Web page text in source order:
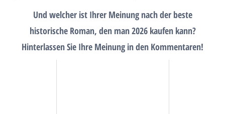
Und welcher ist Ihrer Meinung nach der beste
historische Roman, den man 2026 kaufen kann?
Hinterlassen Sie Ihre Meinung in den Kommentaren!